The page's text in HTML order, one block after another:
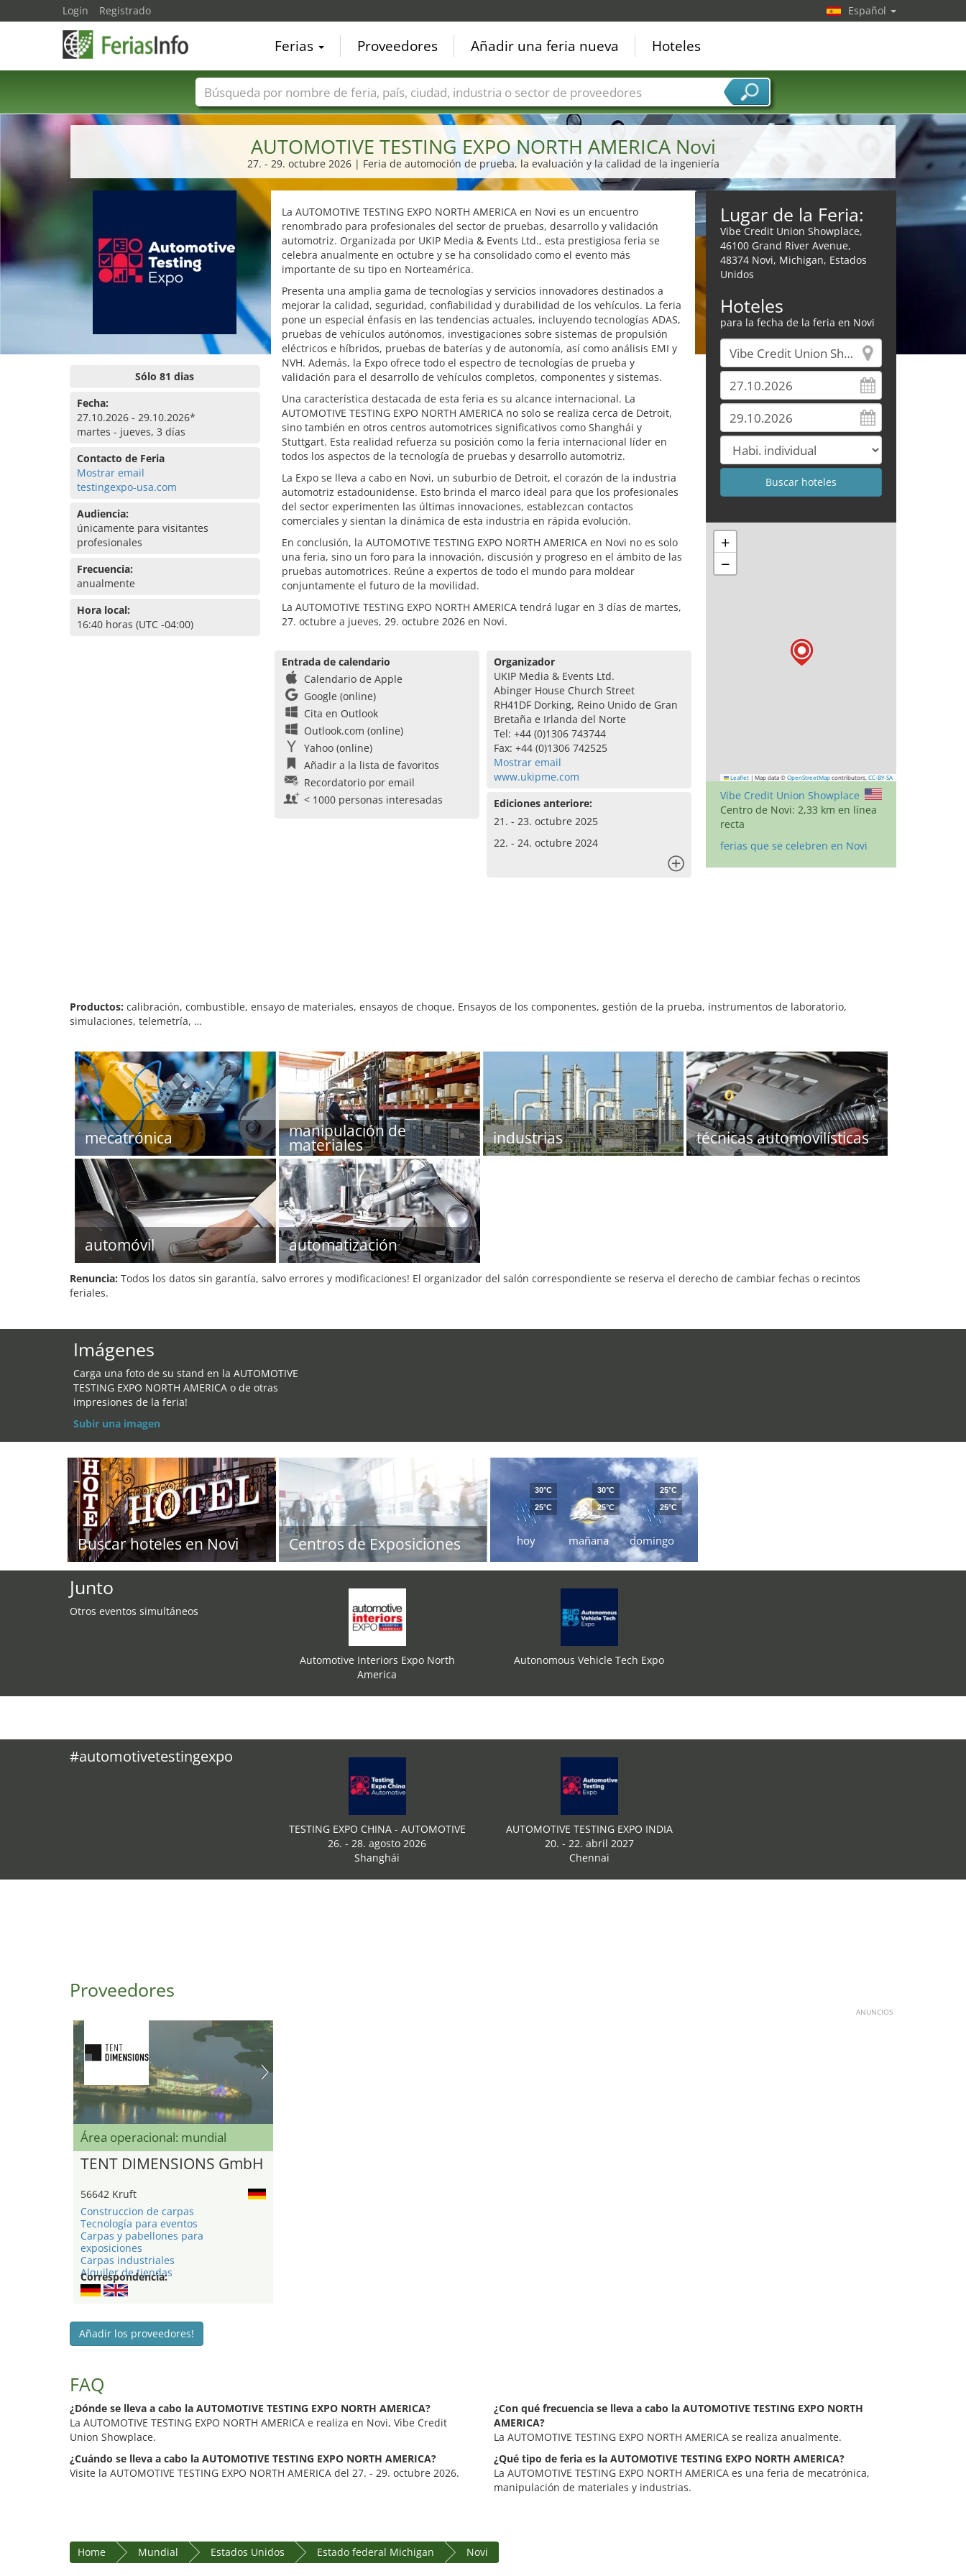
AUTOMOTIVE TESTING EXPO NORTH AMERICA Novi
27. - 29. octubre 2026 | Feria de automoción de prueba, la evaluación y la calidad de la ingeniería
Sólo 81 dias
Fecha:
27.10.2026 - 29.10.2026*
martes - jueves, 3 días
Contacto de Feria
Mostrar email
testingexpo-usa.com
Audiencia:
únicamente para visitantes
profesionales
Frecuencia:
anualmente
Hora local:
16:40 horas (UTC -04:00)
La AUTOMOTIVE TESTING EXPO NORTH AMERICA en Novi es un encuentro
renombrado para profesionales del sector de pruebas, desarrollo y validación
automotriz. Organizada por UKIP Media & Events Ltd., esta prestigiosa feria se
celebra anualmente en octubre y se ha consolidado como el evento más
importante de su tipo en Norteamérica.
Presenta una amplia gama de tecnologías y servicios innovadores destinados a
mejorar la calidad, seguridad, confiabilidad y durabilidad de los vehículos. La feria
pone un especial énfasis en las tendencias actuales, incluyendo tecnologías ADAS,
pruebas de vehículos autónomos, investigaciones sobre sistemas de propulsión
eléctricos e híbridos, pruebas de baterías y de autonomía, así como análisis EMI y
NVH. Además, la Expo ofrece todo el espectro de tecnologías de prueba y
validación para el desarrollo de vehículos completos, componentes y sistemas.
Una característica destacada de esta feria es su alcance internacional. La
AUTOMOTIVE TESTING EXPO NORTH AMERICA no solo se realiza cerca de Detroit,
sino también en otros centros automotrices significativos como Shanghái y
Stuttgart. Esta realidad refuerza su posición como la feria internacional líder en
todos los aspectos de la tecnología de pruebas y desarrollo automotriz.
La Expo se lleva a cabo en Novi, un suburbio de Detroit, el corazón de la industria
automotriz estadounidense. Esto brinda el marco ideal para que los profesionales
del sector experimenten las últimas innovaciones, establezcan contactos
comerciales y sientan la dinámica de esta industria en rápida evolución.
En conclusión, la AUTOMOTIVE TESTING EXPO NORTH AMERICA en Novi no es solo
una feria, sino un foro para la innovación, discusión y progreso en el ámbito de las
pruebas automotrices. Reúne a expertos de todo el mundo para moldear
conjuntamente el futuro de la movilidad.
La AUTOMOTIVE TESTING EXPO NORTH AMERICA tendrá lugar en 3 días de martes,
27. octubre a jueves, 29. octubre 2026 en Novi.
Entrada de calendario
Calendario de Apple
Google (online)
Cita en Outlook
Outlook.com (online)
Yahoo (online)
Añadir a la lista de favoritos
Recordatorio por email
< 1000 personas interesadas
Organizador
UKIP Media & Events Ltd.
Abinger House Church Street
RH41DF Dorking, Reino Unido de Gran
Bretaña e Irlanda del Norte
Tel: +44 (0)1306 743744
Fax: +44 (0)1306 742525
Mostrar email
www.ukipme.com
Ediciones anteriore:
21. - 23. octubre 2025
22. - 24. octubre 2024
Lugar de la Feria:
Vibe Credit Union Showplace,
46100 Grand River Avenue,
48374 Novi, Michigan, Estados
Unidos
Hoteles
para la fecha de la feria en Novi
+
−
Leaflet | Map data © OpenStreetMap contributors, CC-BY-SA
Vibe Credit Union Showplace
Centro de Novi: 2,33 km en línea
recta
ferias que se celebren en Novi
Productos: calibración, combustible, ensayo de materiales, ensayos de choque, Ensayos de los componentes, gestión de la prueba, instrumentos de laboratorio,
simulaciones, telemetría, …
mecatrónica manipulación de
materiales industrias técnicas automovilísticas
automóvil automatización
Renuncia: Todos los datos sin garantía, salvo errores y modificaciones! El organizador del salón correspondiente se reserva el derecho de cambiar fechas o recintos
feriales.
Imágenes
Carga una foto de su stand en la AUTOMOTIVE
TESTING EXPO NORTH AMERICA o de otras
impresiones de la feria!
Subir una imagen
Buscar hoteles en Novi Centros de Exposiciones hoy
30°C
25°C
mañana
30°C
25°C
domingo
25°C
25°C
Junto
Otros eventos simultáneos
Automotive Interiors Expo North
America
Autonomous Vehicle Tech Expo
#automotivetestingexpo
TESTING EXPO CHINA - AUTOMOTIVE
26. - 28. agosto 2026
Shanghái
AUTOMOTIVE TESTING EXPO INDIA
20. - 22. abril 2027
Chennai
Proveedores
ANUNCIOS
Área operacional: mundial
TENT DIMENSIONS GmbH
56642 Kruft
Construccion de carpas
Tecnología para eventos
Carpas y pabellones para
exposiciones
Carpas industriales
Alquiler de tiendas
Correspondencia:
Añadir los proveedores!
FAQ
¿Dónde se lleva a cabo la AUTOMOTIVE TESTING EXPO NORTH AMERICA?
La AUTOMOTIVE TESTING EXPO NORTH AMERICA e realiza en Novi, Vibe Credit
Union Showplace.
¿Cuándo se lleva a cabo la AUTOMOTIVE TESTING EXPO NORTH AMERICA?
Visite la AUTOMOTIVE TESTING EXPO NORTH AMERICA del 27. - 29. octubre 2026.
¿Con qué frecuencia se lleva a cabo la AUTOMOTIVE TESTING EXPO NORTH
AMERICA?
La AUTOMOTIVE TESTING EXPO NORTH AMERICA se realiza anualmente.
¿Qué tipo de feria es la AUTOMOTIVE TESTING EXPO NORTH AMERICA?
La AUTOMOTIVE TESTING EXPO NORTH AMERICA es una feria de mecatrónica,
manipulación de materiales y industrias.
Home Mundial Estados Unidos Estado federal Michigan Novi
Login Registrado Español
Ferias Proveedores Añadir una feria nueva Hoteles
Nombres de ferias Países Ciudades Sectores de ferias Sectores de proveedor de servicios